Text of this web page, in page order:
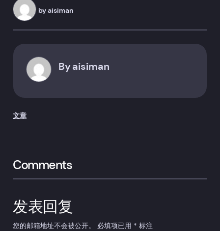
byaisiman
Byaisiman
文章
Comments
发表回复
您的邮箱地址不会被公开。 必填项已用 * 标注